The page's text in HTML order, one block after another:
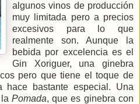
algunos vinos de producción
muy limitada pero a precios
excesivos para lo que
realmente son. Aunque la
bebida por excelencia es el
Gin Xoriguer, una ginebra
pero que tiene el toque de
bastante especial. Una
Pomada, que es ginebra con